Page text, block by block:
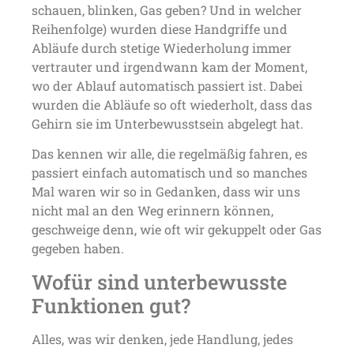
schauen, blinken, Gas geben? Und in welcher
Reihenfolge) wurden diese Handgriffe und
Abläufe durch stetige Wiederholung immer
vertrauter und irgendwann kam der Moment,
wo der Ablauf automatisch passiert ist. Dabei
wurden die Abläufe so oft wiederholt, dass das
Gehirn sie im Unterbewusstsein abgelegt hat.
Das kennen wir alle, die regelmäßig fahren, es
passiert einfach automatisch und so manches
Mal waren wir so in Gedanken, dass wir uns
nicht mal an den Weg erinnern können,
geschweige denn, wie oft wir gekuppelt oder Gas
gegeben haben.
Wofür sind unterbewusste
Funktionen gut?
Alles, was wir denken, jede Handlung, jedes